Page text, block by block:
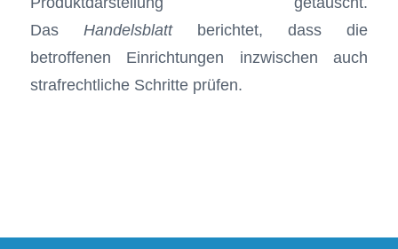
Das Handelsblatt berichtet, dass die
betroffenen Einrichtungen inzwischen auch
strafrechtliche Schritte prüfen.